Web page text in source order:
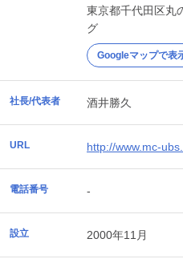
東京都千代田区丸
グ
Googleマップで表
社長/代表者 酒井勝久
URL http://www.mc-
電話番号 -
設立 2000年11月